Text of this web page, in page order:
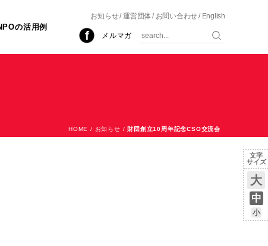
の活用例
お知らせ 運営団体 お問い合わせ English
メルマガ
文字
サイズ
大
中
小
HOME / お知らせ / 財団創立10周年記念CSO交流会